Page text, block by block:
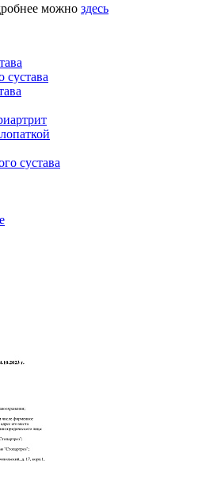
можно здесь
сустава
сустава